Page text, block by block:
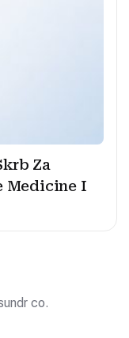
Za
Medicine I
co.